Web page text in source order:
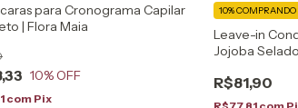
para Cronograma Capilar
| Flora Maia
10% OFF
com Pix
Leave-in
Jojoba
R$81,90
10%